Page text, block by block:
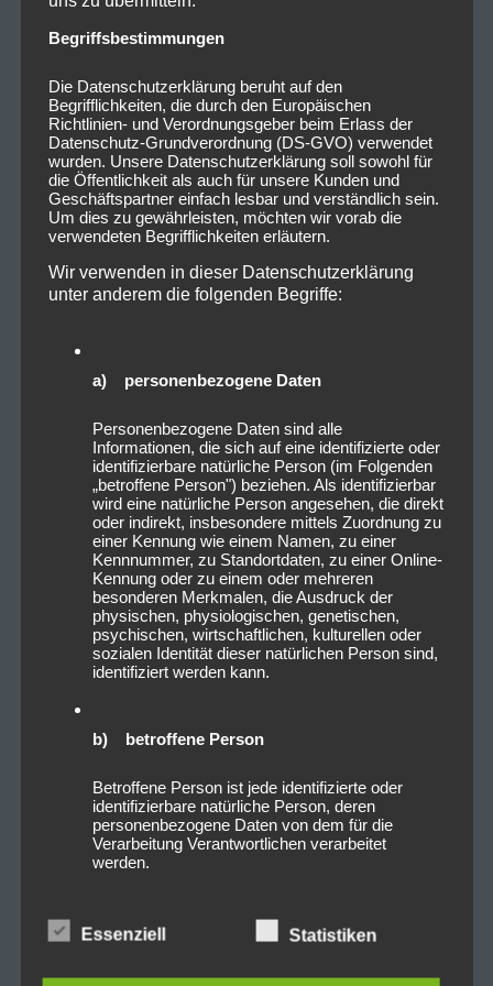
Begriffsbestimmungen
Die Datenschutzerklärung beruht auf den
Begrifflichkeiten, die durch den Europäischen
Richtlinien- und Verordnungsgeber beim Erlass der
Datenschutz-Grundverordnung (DS-GVO) verwendet
wurden. Unsere Datenschutzerklärung soll sowohl für
die Öffentlichkeit als auch für unsere Kunden und
Geschäftspartner einfach lesbar und verständlich sein.
Um dies zu gewährleisten, möchten wir vorab die
verwendeten Begrifflichkeiten erläutern.
Wir verwenden in dieser Datenschutzerklärung
unter anderem die folgenden Begriffe:
a) personenbezogene Daten
Personenbezogene Daten sind alle
Informationen, die sich auf eine identifizierte oder
identifizierbare natürliche Person (im Folgenden
„betroffene Person") beziehen. Als identifizierbar
wird eine natürliche Person angesehen, die direkt
oder indirekt, insbesondere mittels Zuordnung zu
einer Kennung wie einem Namen, zu einer
Kennnummer, zu Standortdaten, zu einer Online-
Kennung oder zu einem oder mehreren
besonderen Merkmalen, die Ausdruck der
physischen, physiologischen, genetischen,
psychischen, wirtschaftlichen, kulturellen oder
sozialen Identität dieser natürlichen Person sind,
identifiziert werden kann.
b) betroffene Person
Betroffene Person ist jede identifizierte oder
identifizierbare natürliche Person, deren
personenbezogene Daten von dem für die
Verarbeitung Verantwortlichen verarbeitet
werden.
c) Verarbeitung
Verarbeitung ist jeder mit oder ohne Hilfe
Essenziell Statistiken